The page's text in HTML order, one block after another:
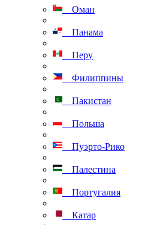
Оман
Панама
Перу
Филиппины
Пакистан
Польша
Пуэрто-Рико
Палестина
Португалия
Катар